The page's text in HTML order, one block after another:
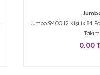
Jumbo 9400 12 Kişilik 84
Takımı
0,00